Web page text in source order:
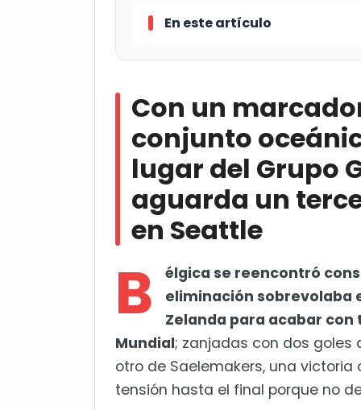
En este artículo
¡Clasificación milagrosa! Cabo
Con un
conjunto
lugar del Grupo
aguarda un
en Seattle
B
élgica se reencontró
eliminación sobrevolaba
Zelanda para acabar
Mundial; zanjadas con dos goles
otro de Saelemakers, una
tensión hasta el final porque no